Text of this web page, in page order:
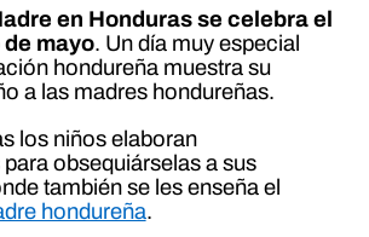
en Honduras se celebra el
mayo. Un día muy especial
hondureña muestra su
a las madres hondureñas.
los niños elaboran
obsequiárselas a sus
también se les enseña el
hondureña.